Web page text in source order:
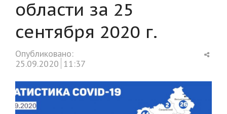
области за 25
сентября 2020 г.
Опубликовано:
25.09.2020 11:37